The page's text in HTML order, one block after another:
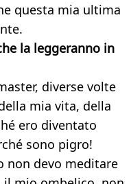
questa mia ultima
la leggeranno in
diverse volte
mia vita, della
ero diventato
sono pigro!
non devo meditare